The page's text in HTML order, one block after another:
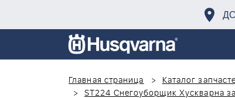
Главная страница
Каталог
ST224 Снегоуборщик Хускварна